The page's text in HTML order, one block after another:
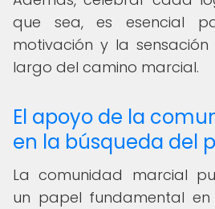
que sea, es esencial
motivación y la
largo del camino marcial.
El apoyo de la
en la búsqueda del
La comunidad marcial
un papel fundamental en